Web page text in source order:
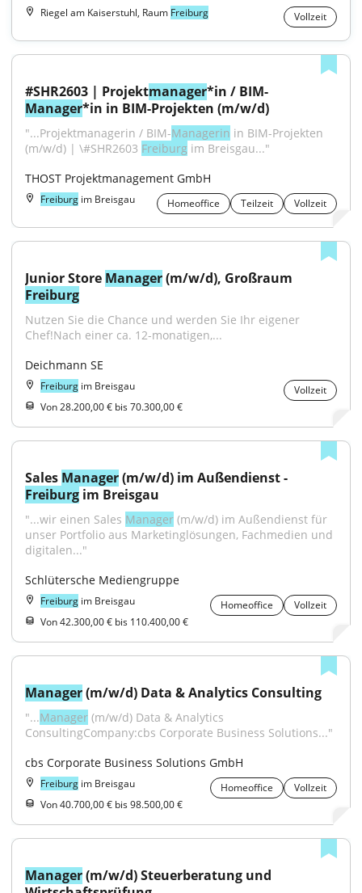
Riegel am Kaiserstuhl, Raum Freiburg Vollzeit
#SHR2603 | Projektmanager*in / BIM-
Manager*in in BIM-Projekten (m/w/d)
"...Projektmanagerin / BIM-Managerin in BIM-Projekten
(m/w/d) | \#SHR2603 Freiburg im Breisgau..."
THOST Projektmanagement GmbH
Freiburg im Breisgau Homeoffice Teilzeit Vollzeit
Junior Store Manager
Freiburg
Nutzen Sie die Chance und werden Sie Ihr eigener
Chef!Nach einer ca. 12-monatigen,...
Deichmann SE
Freiburg im Breisgau
Vollzeit
Von 28.200,00 € bis 70.300,00 €
Sales Manager
Freiburg im Breisgau
"...wir einen Sales Manager (m/w/d) im Außendienst für
unser Portfolio aus Marketinglösungen, Fachmedien und
digitalen..."
Schlütersche Mediengruppe
Freiburg im Breisgau Homeoffice
Vollzeit
Von 42.300,00 € bis 110.400,00 €
Manager (m/w/d) Data & Analytics Consulting
"...Manager (m/w/d) Data & Analytics
ConsultingCompany:cbs Corporate Business Solutions..."
cbs Corporate Business Solutions GmbH
Freiburg im Breisgau Homeoffice
Vollzeit
Von 40.700,00 € bis 98.500,00 €
Manager (m/w/d) Steuerberatung und